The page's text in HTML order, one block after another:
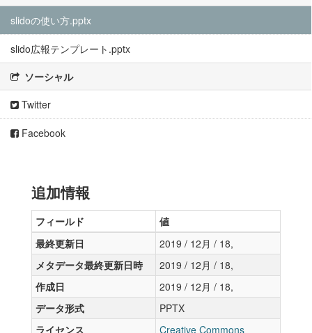
slidoの使い方.pptx
slido広報テンプレート.pptx
ソーシャル
Twitter
Facebook
追加情報
フィールド
値
最終更新日
2019 / 12月 / 18,
メタデータ最終更新日時
2019 / 12月 / 18,
作成日
2019 / 12月 / 18,
データ形式
PPTX
ライセンス
Creative Commons